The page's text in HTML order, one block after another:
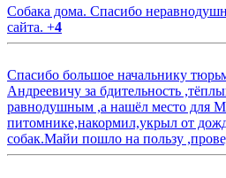
Собака дома. Спасибо
сайта. +4
Спасибо большое начальнику
Андреевичу за бдительность
равнодушным ,а нашёл место для
питомнике,накормил,укрыл от
собак.Майи пошло на пользу